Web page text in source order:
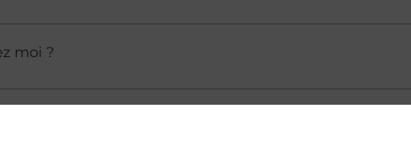
moi ?